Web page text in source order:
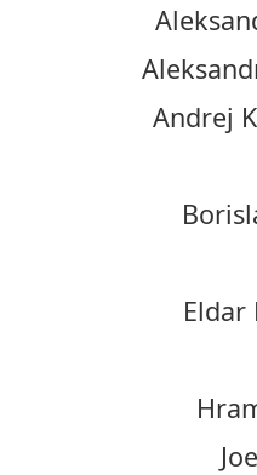
Andrej
Eldar